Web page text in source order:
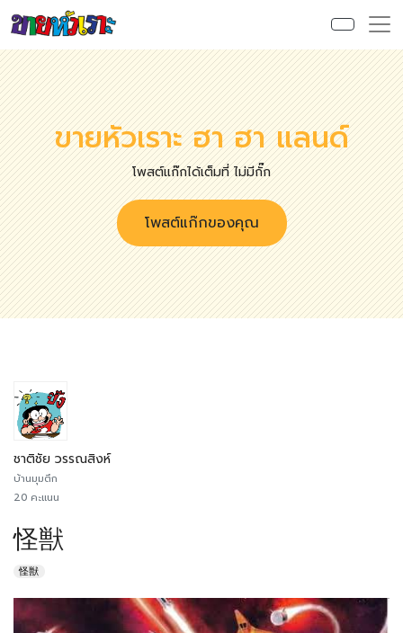
ขายหัวเราะ ฮา ฮา แลนด์
โพสต์แก๊กได้เต็มที่ ไม่มีกั๊ก
โพสต์แก๊กของคุณ
ชาติชัย วรรณสิงห์
บ้านมุมตึก
20 คะแนน
怪獣
怪獣